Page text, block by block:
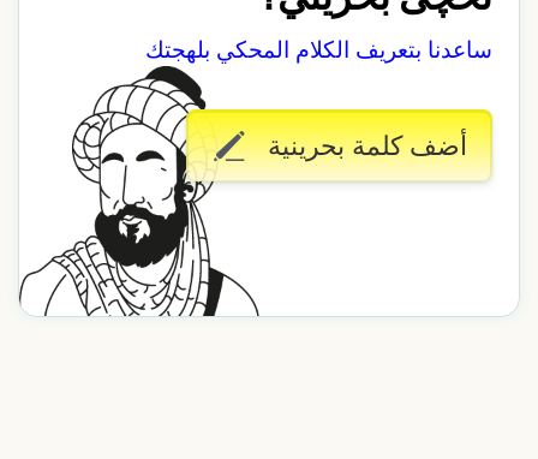
ساعدنا بتعريف الكلام المحكي بلهجتك
أضف كلمة بحرينية